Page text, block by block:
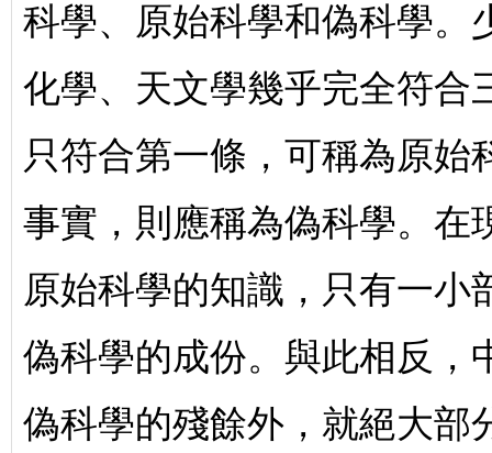
科學、原始科學和偽科學。
化學、天文學幾乎完全符合
只符合第一條，可稱為原
事實，則應稱為偽科學。在
原始科學的知識，只有一小
偽科學的成份。與此相反，
偽科學的殘餘外，就絕大部